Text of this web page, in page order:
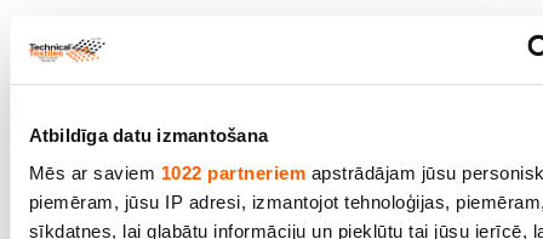
Atbildīga datu izmantošana
Mēs ar saviem 1022 partneriemapstrādājam jūsu
piemēram, jūsu IP adresi, izmantojot tehnoloģijas,
sīkdatnes, lai glabātu informāciju un piekļūtu tai jūsu ierīcē,